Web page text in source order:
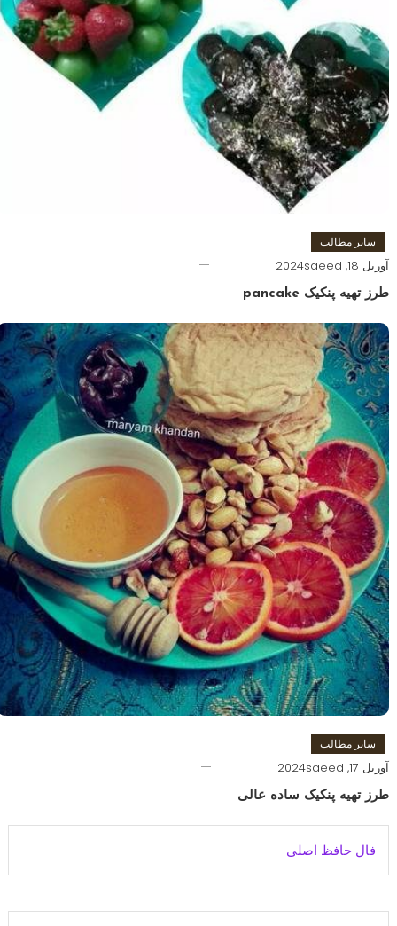
سایر مطالب
آوریل 18, 2024 saeed
طرز تهیه پنکیک pancake
سایر مطالب
آوریل 17, 2024 saeed
طرز تهیه پنکیک ساده عالی
فال حافظ اصلی